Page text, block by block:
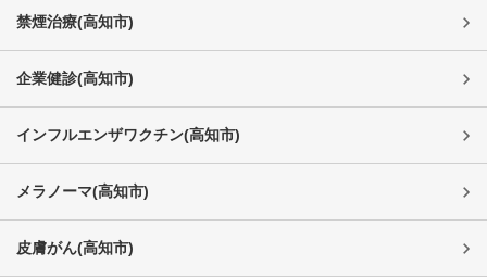
禁煙治療(高知市)
企業健診(高知市)
インフルエンザワクチン(高知市)
メラノーマ(高知市)
皮膚がん(高知市)